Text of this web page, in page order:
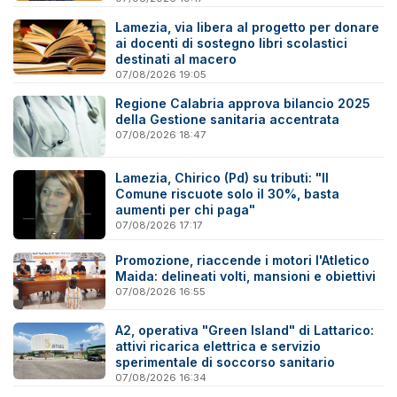
Lamezia, via libera al progetto per donare
ai docenti di sostegno libri scolastici
destinati al macero
07/08/2026 19:05
Regione Calabria approva bilancio 2025
della Gestione sanitaria accentrata
07/08/2026 18:47
Lamezia, Chirico (Pd) su tributi: "Il
Comune riscuote solo il 30%, basta
aumenti per chi paga"
07/08/2026 17:17
Promozione, riaccende i motori l'Atletico
Maida: delineati volti, mansioni e obiettivi
07/08/2026 16:55
A2, operativa "Green Island" di Lattarico:
attivi ricarica elettrica e servizio
sperimentale di soccorso sanitario
07/08/2026 16:34